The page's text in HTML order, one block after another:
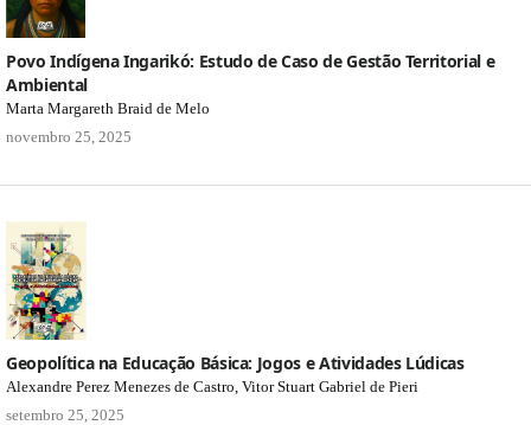
Povo Indígena Ingarikó: Estudo de Caso de Gestão Territorial e
Ambiental
Marta Margareth Braid de Melo
novembro 25, 2025
Geopolítica na Educação Básica: Jogos e Atividades Lúdicas
Alexandre Perez Menezes de Castro, Vitor Stuart Gabriel de Pieri
setembro 25, 2025